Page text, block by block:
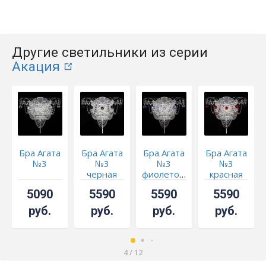
Другие светильники из серии
Акация
Бра Агата
№3
5090
руб.
Бра Агата
№3
черная
5590
руб.
Бра Агата
№3
фиолетовая
5590
руб.
Бра Агата
№3
красная
5590
руб.
4/ 12